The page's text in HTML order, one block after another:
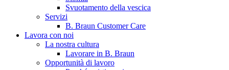
B. Braun in Italia
Svuotamento della vescica
Servizi
B. Braun Customer Care
Lavora con noi
La nostra cultura
Lavorare in B. Braun
Opportunità di lavoro